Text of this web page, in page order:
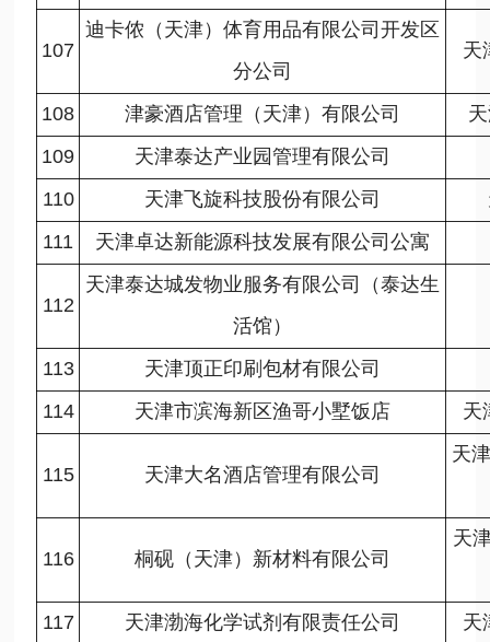
107
迪卡侬（天津）体育用品有限公司开发区
分公司
天
108 津豪酒店管理（天津）有限公司
109
天津泰达产业园管理有限公司
110
天津飞旋科技股份有限公司
111
天津卓达新能源科技发展有限公司公寓
112
天津泰达城发物业服务有限公司（泰达生
活馆）
113
天津顶正印刷包材有限公司
114
天津市滨海新区渔哥小墅饭店 天
115 天津大名酒店管理有限公司
天
116 桐砚（天津）新材料有限公司
天
117 天津渤海化学试剂有限责任公司
天